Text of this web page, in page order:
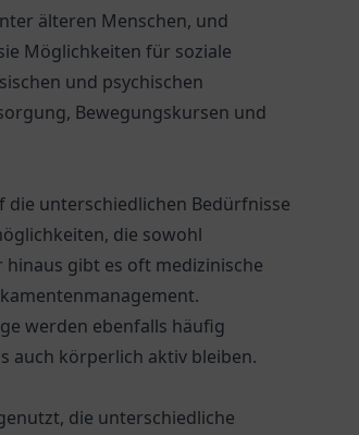
älteren Menschen, und
Möglichkeiten für soziale
und psychischen
Bewegungskursen und
unterschiedlichen Bedürfnisse
die sowohl
gibt es oft medizinische
werden ebenfalls häufig
auch körperlich aktiv bleiben.
die unterschiedliche